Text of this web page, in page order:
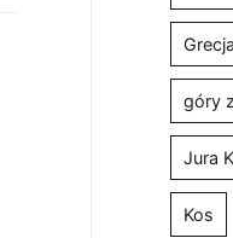
Grecja
góry
Jura
Kos